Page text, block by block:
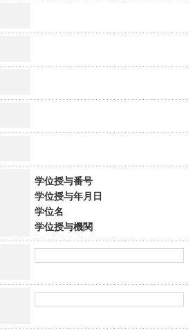
学位授与番号
学位授与年月日
学位名
学位授与機関